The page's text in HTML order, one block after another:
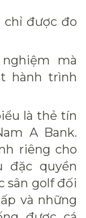
chỉ được đo
mà
hành trình
là thẻ tín
A Bank.
riêng cho
đặc quyền
sân golf đối
và những